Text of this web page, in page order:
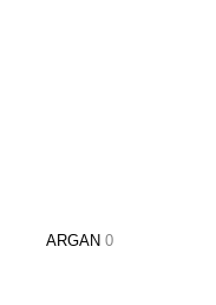
ARGAN 0